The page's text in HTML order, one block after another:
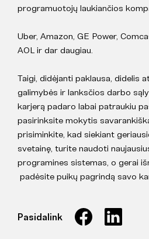
programuotojų laukiančios
Uber, Amazon, GE Power,
AOL ir dar daugiau.
Taigi, didėjanti paklausa, didelis
galimybės ir lanksčios darbo
karjerą padaro labai patraukiu
pasirinksite mokytis
prisiminkite, kad siekiant
svetainę, turite naudoti
programines sistemas, o gerai
padėsite puikų pagrindą savo
Pasidalink